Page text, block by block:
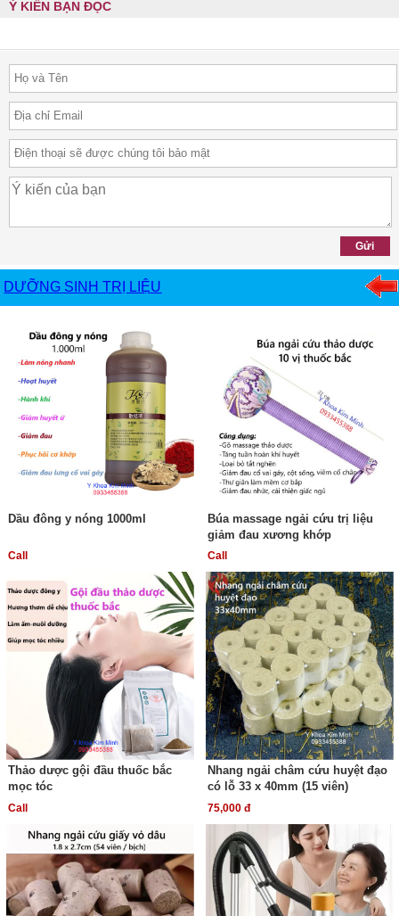
Ý KIẾN BẠN ĐỌC
DƯỠNG SINH TRỊ LIỆU
Dầu đông y nóng 1000ml
Call
Búa massage ngải cứu trị liệu
giảm đau xương khớp
Call
Thảo dược gội đầu thuốc bắc
mọc tóc
Call
Nhang ngải châm cứu huyệt đạo
có lỗ 33 x 40mm (15 viên)
75,000 đ